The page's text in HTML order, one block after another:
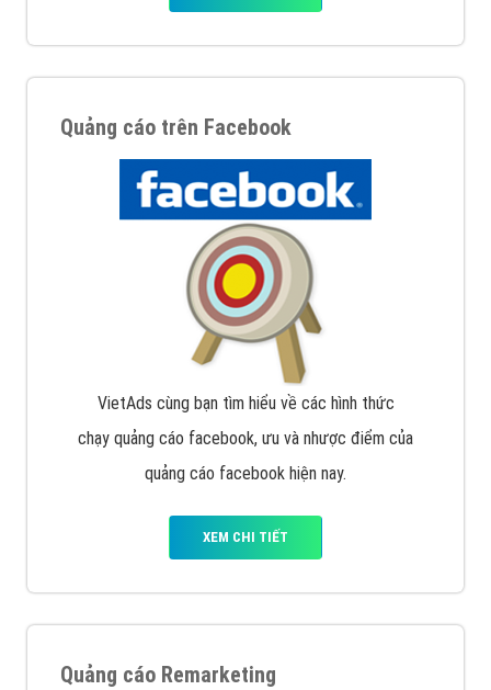
Quảng cáo trên Facebook
VietAds cùng bạn tìm hiểu về các hình thức
chạy quảng cáo facebook, ưu và nhược điểm của
quảng cáo facebook hiện nay.
XEM CHI TIẾT
Quảng cáo Remarketing